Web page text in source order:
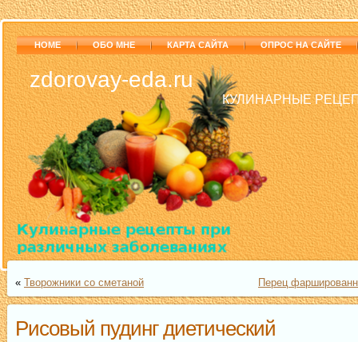
HOME ОБО МНЕ КАРТА САЙТА ОПРОС НА САЙТЕ
zdorovay-eda.ru
КУЛИНАРНЫЕ
« Творожники со сметаной Перец
Рисовый пудинг диетический